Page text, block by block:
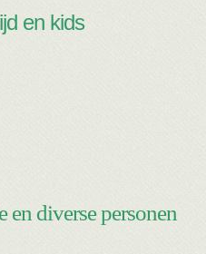
en kids
diverse personen